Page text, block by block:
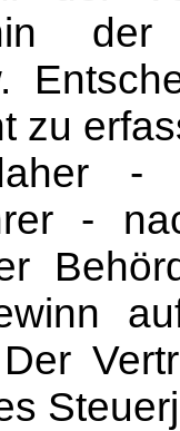
der
zu
-
-